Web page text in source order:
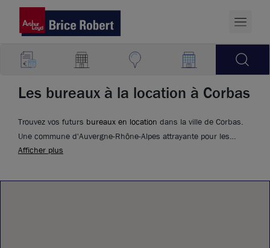
Les bureaux à la location à Corbas
Trouvez vos futurs bureaux en location dans la ville de Corbas.
Une commune d'Auvergne-Rhône-Alpes attrayante pour les
entrepreneurs.
Afficher plus